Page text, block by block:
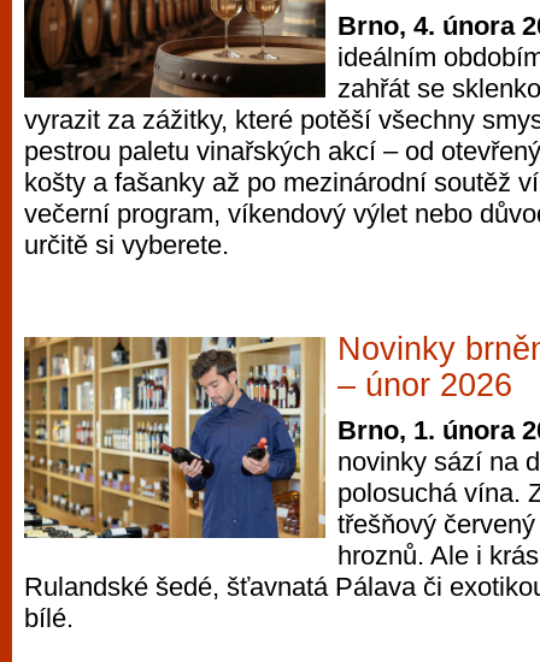
Brno, 4. února
ideálním
zahřát se
vyrazit za zážitky, které potěší všechny
pestrou paletu vinařských akcí – od
košty a fašanky až po mezinárodní soutěž
večerní program, víkendový výlet nebo
určitě si vyberete.
Novinky
– únor 2026
Brno, 1. února
novinky sází na
polosuchá vína.
třešňový
hroznů. Ale i
Rulandské šedé, šťavnatá Pálava či
bílé.